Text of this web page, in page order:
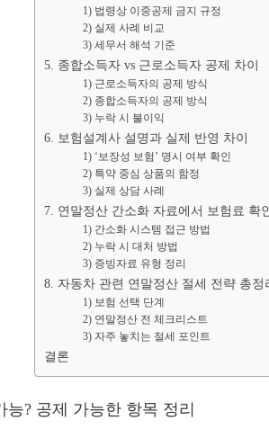
1) 법령상 이중공제 금지 규정
2) 실제 사례 비교
3) 세무서 해석 기준
5. 종합소득자 vs 근로소득자 공제 차이
1) 근로소득자의 공제 방식
2) 종합소득자의 공제 방식
3) 누락 시 불이익
6. 보험설계사 설명과 실제 반영 차이
1) ‘보장성 보험’ 명시 여부 확인
2) 특약 중심 상품의 함정
3) 실제 상담 사례
7. 연말정산 간소화 자료에서 보험료 확
1) 간소화 시스템 접근 방법
2) 누락 시 대처 방법
3) 증빙자료 유형 정리
8. 자동차 관련 연말정산 절세 전략 총정
1) 보험 선택 단계
2) 연말정산 전 체크리스트
3) 자주 놓치는 절세 포인트
결론